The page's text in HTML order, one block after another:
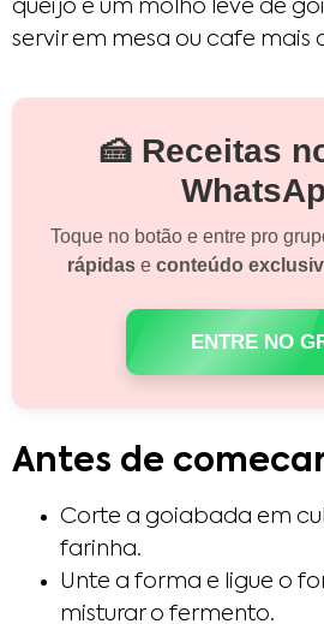
queijo e um molho leve de
servir em mesa ou cafe mais
🍰 Receitas
Toque no botão e entre pro
rápidase conteúdo
ENTRE NO
Antes de
Corte a goiabada em
farinha.
Unte a forma e ligue o
misturar o fermento.